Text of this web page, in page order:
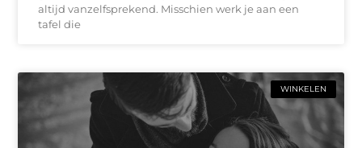
altijd vanzelfsprekend. Misschien werk je aan een
tafel die
WINKELEN